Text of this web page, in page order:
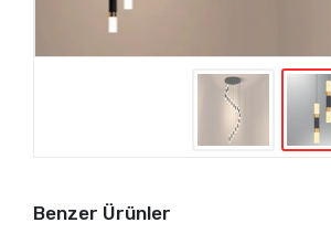
Benzer Ürünler